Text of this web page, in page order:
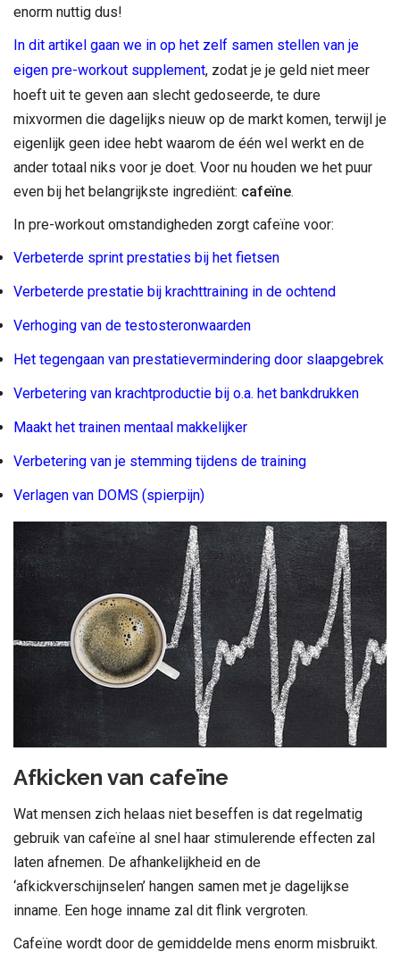
enorm nuttig dus!
In dit artikel gaan we in op het zelf samen stellen van je
eigen pre-workout supplement, zodat je je geld niet meer
hoeft uit te geven aan slecht gedoseerde, te dure
mixvormen die dagelijks nieuw op de markt komen, terwijl je
eigenlijk geen idee hebt waarom de één wel werkt en de
ander totaal niks voor je doet. Voor nu houden we het puur
even bij het belangrijkste ingrediënt: cafeïne.
In pre-workout omstandigheden zorgt cafeïne voor:
Verbeterde sprint prestaties bij het fietsen
Verbeterde prestatie bij krachttraining in de ochtend
Verhoging van de testosteronwaarden
Het tegengaan van prestatievermindering door slaapgebrek
Verbetering van krachtproductie bij o.a. het bankdrukken
Maakt het trainen mentaal makkelijker
Verbetering van je stemming tijdens de training
Verlagen van DOMS (spierpijn)
Afkicken van cafeïne
Wat mensen zich helaas niet beseffen is dat regelmatig
gebruik van cafeïne al snel haar stimulerende effecten zal
laten afnemen. De afhankelijkheid en de
‘afkickverschijnselen’ hangen samen met je dagelijkse
inname. Een hoge inname zal dit flink vergroten.
Cafeïne wordt door de gemiddelde mens enorm misbruikt.